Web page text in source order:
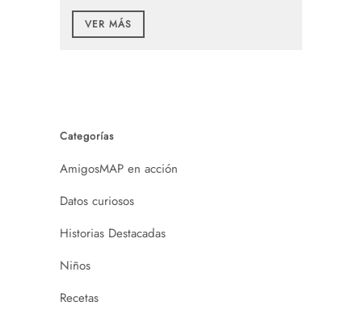
VER MÁS
Categorías
AmigosMAP en acción
Datos curiosos
Historias Destacadas
Niños
Recetas